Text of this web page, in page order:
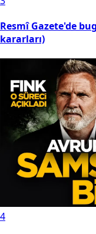
Resmî Gazete'de
kararları)
4